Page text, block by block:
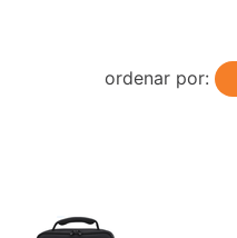
ordenar por: